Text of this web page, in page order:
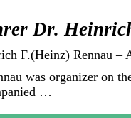
Dr.
F.(Heinz) Rennau –
was organizer on
…